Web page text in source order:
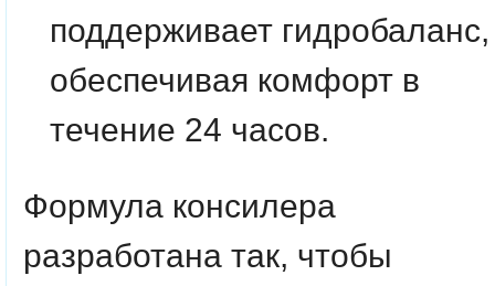
поддерживает гидробаланс,
обеспечивая комфорт в
течение 24 часов.
Формула консилера
разработана так, чтобы